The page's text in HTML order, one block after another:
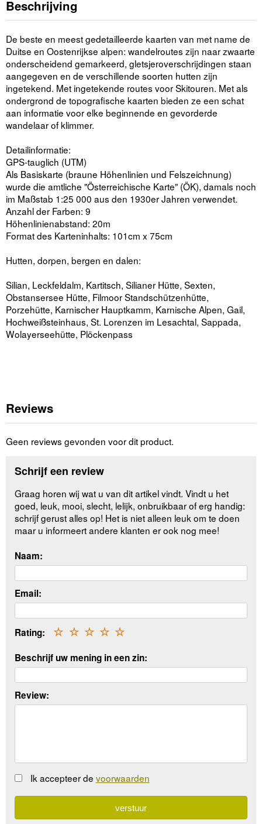
Beschrijving
De beste en meest gedetailleerde kaarten van met name de
Duitse en Oostenrijkse alpen: wandelroutes zijn naar zwaarte
onderscheidend gemarkeerd, gletsjeroverschrijdingen staan
aangegeven en de verschillende soorten hutten zijn
ingetekend. Met ingetekende routes voor Skitouren. Met als
ondergrond de topografische kaarten bieden ze een schat
aan informatie voor elke beginnende en gevorderde
wandelaar of klimmer.
Detailinformatie:
GPS-tauglich (UTM)
Als Basiskarte (braune Höhenlinien und Felszeichnung)
wurde die amtliche "Österreichische Karte" (ÖK), damals noch
im Maßstab 1:25 000 aus den 1930er Jahren verwendet.
Anzahl der Farben: 9
Höhenlinienabstand: 20m
Format des Karteninhalts: 101cm x 75cm
Hutten, dorpen, bergen en dalen:
Silian, Leckfeldalm, Kartitsch, Silianer Hütte, Sexten,
Obstansersee Hütte, Filmoor Standschützenhütte,
Porzehütte, Karnischer Hauptkamm, Karnische Alpen, Gail,
Hochweißsteinhaus, St. Lorenzen im Lesachtal, Sappada,
Wolayerseehütte, Plöckenpass
Reviews
Geen reviews gevonden voor dit product.
Schrijf een review
Graag horen wij wat u van dit artikel vindt. Vindt u het
goed, leuk, mooi, slecht, lelijk, onbruikbaar of erg handig:
schrijf gerust alles op! Het is niet alleen leuk om te doen
maar u informeert andere klanten er ook nog mee!
Naam:
Email:
Rating: ☆
☆
☆
☆
☆
Beschrijf uw mening in een zin:
Review:
Ik accepteer de voorwaarden